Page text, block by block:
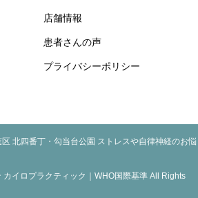
店舗情報
患者さんの声
プライバシーポリシー
北四番丁・勾当台公園 ストレスや自律神経のお悩
イロプラクティック｜WHO国際基準 All Rights